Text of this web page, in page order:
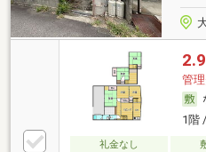
管
1階
礼金なし